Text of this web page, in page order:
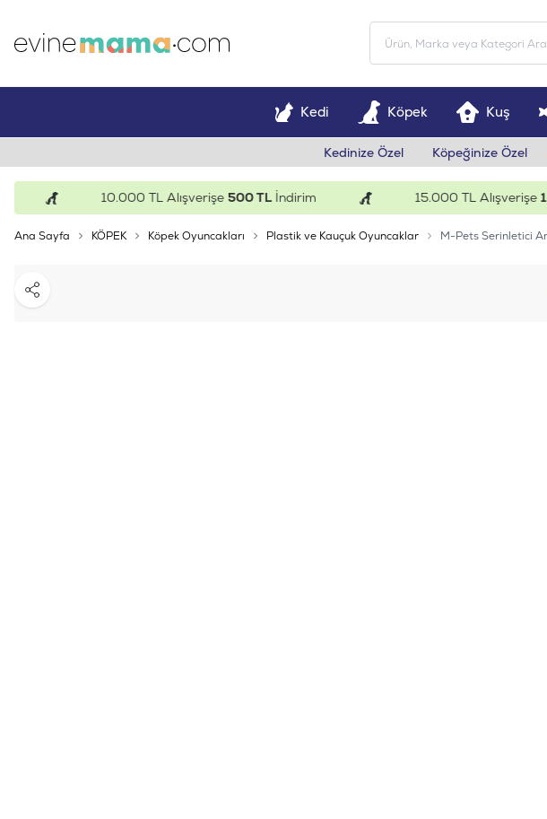
Kedi Köpek Kuş
Kedinize Özel Köpeğinize Özel
10.000 TL Alışverişe500 TLİndirim 15.000 TL Alışverişe
Ana Sayfa KÖPEK Köpek Oyuncakları Plastik ve Kauçuk Oyuncaklar M-Pets Serinletici
Paylaş